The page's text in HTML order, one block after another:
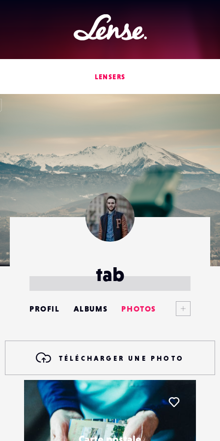
Lense
LENSERS
tab
PROFIL ALBUMS PHOTOS
CONTACTS
ÉVÉNEMENTS
FAVORIS
TÉLÉCHARGER UNE PHOTO